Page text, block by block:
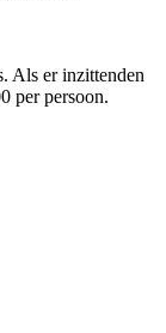
Als er inzittenden
per persoon.